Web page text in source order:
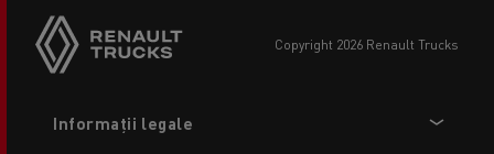
copyright 2026 Renault Trucks
menu
Informații legale